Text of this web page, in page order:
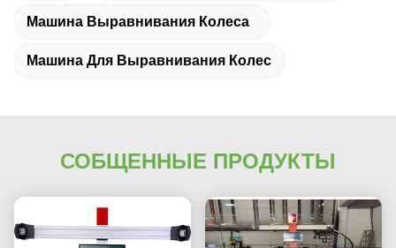
Машина Выравнивания Колеса
Машина Для Выравнивания Колес
СОБЩЕННЫЕ ПРОДУКТЫ